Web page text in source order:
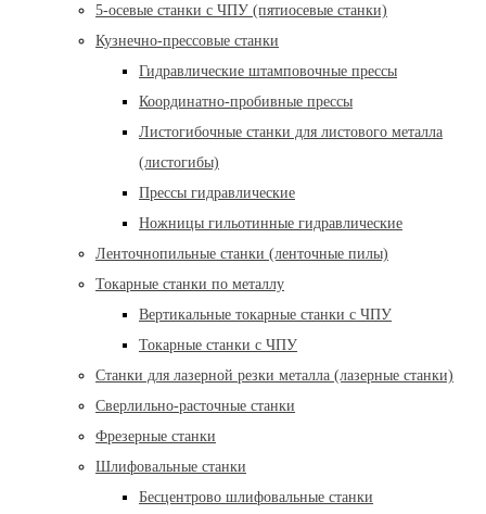
5-осевые станки с ЧПУ (пятиосевые станки)
Кузнечно-прессовые станки
Гидравлические штамповочные прессы
Координатно-пробивные прессы
Листогибочные станки для листового металла
(листогибы)
Прессы гидравлические
Ножницы гильотинные гидравлические
Ленточнопильные станки (ленточные пилы)
Токарные станки по металлу
Вертикальные токарные станки с ЧПУ
Токарные станки с ЧПУ
Станки для лазерной резки металла (лазерные станки)
Сверлильно-расточные станки
Фрезерные станки
Шлифовальные станки
Бесцентрово шлифовальные станки